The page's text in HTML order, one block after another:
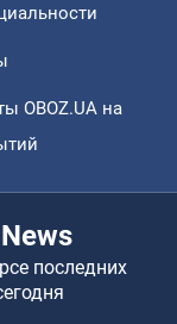
OBOZ.UA на
последних